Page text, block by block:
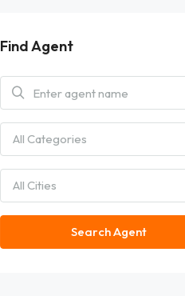
Find Agent
All Categories
All Cities
Search Agent